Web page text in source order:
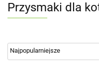
Przysmaki dla